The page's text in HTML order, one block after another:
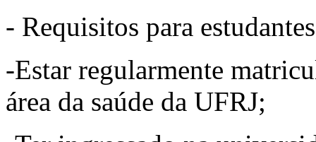
- Requisitos para
-Estar regularmente
área da saúde da UFRJ;